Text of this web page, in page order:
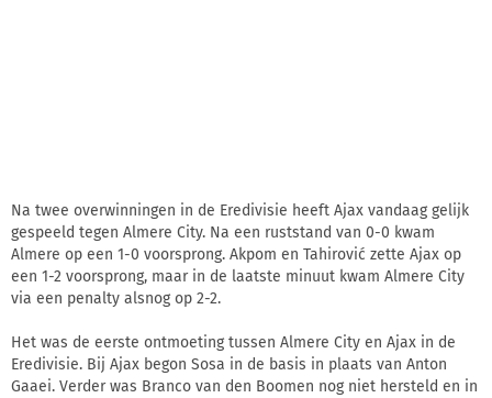
Na twee overwinningen in de Eredivisie heeft Ajax vandaag gelijk
gespeeld tegen Almere City. Na een ruststand van 0-0 kwam
Almere op een 1-0 voorsprong. Akpom en Tahirović zette Ajax op
een 1-2 voorsprong, maar in de laatste minuut kwam Almere City
via een penalty alsnog op 2-2.
Het was de eerste ontmoeting tussen Almere City en Ajax in de
Eredivisie. Bij Ajax begon Sosa in de basis in plaats van Anton
Gaaei. Verder was Branco van den Boomen nog niet hersteld en in